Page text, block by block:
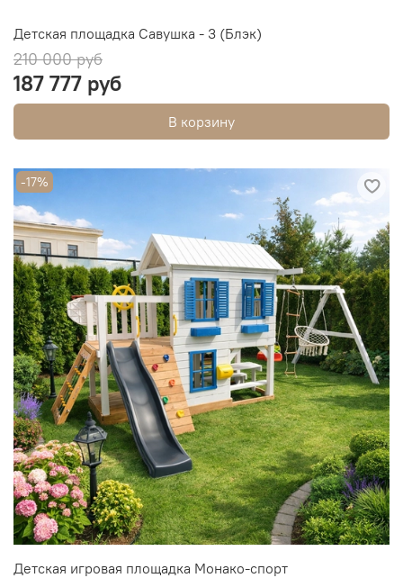
Детская площадка Савушка - 3 (Блэк)
210 000 руб
187 777 руб
В корзину
-17%
Детская игровая площадка Монако-спорт